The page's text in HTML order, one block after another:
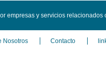
empresas y servicios
Nosotros Contacto